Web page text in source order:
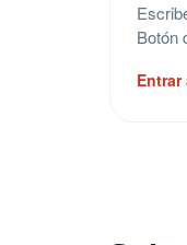
Botón
Entrar